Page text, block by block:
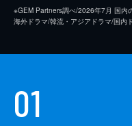
※GEM Partners調べ/2026年7⽉ 国内
海外ドラマ/韓流・アジアドラマ/国内
01